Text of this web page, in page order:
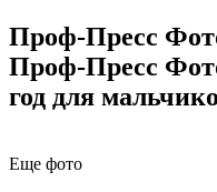
Проф-Пресс
Проф-Пресс
год для
Еще фото